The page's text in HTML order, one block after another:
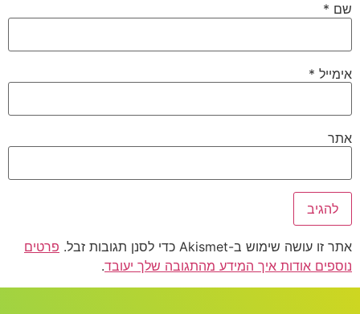
שם *
אימייל *
אתר
אתר זו עושה שימוש ב-Akismet כדי לסנן תגובות זבל.
פרטים
נוספים אודות איך המידע מהתגובה שלך יעובד.